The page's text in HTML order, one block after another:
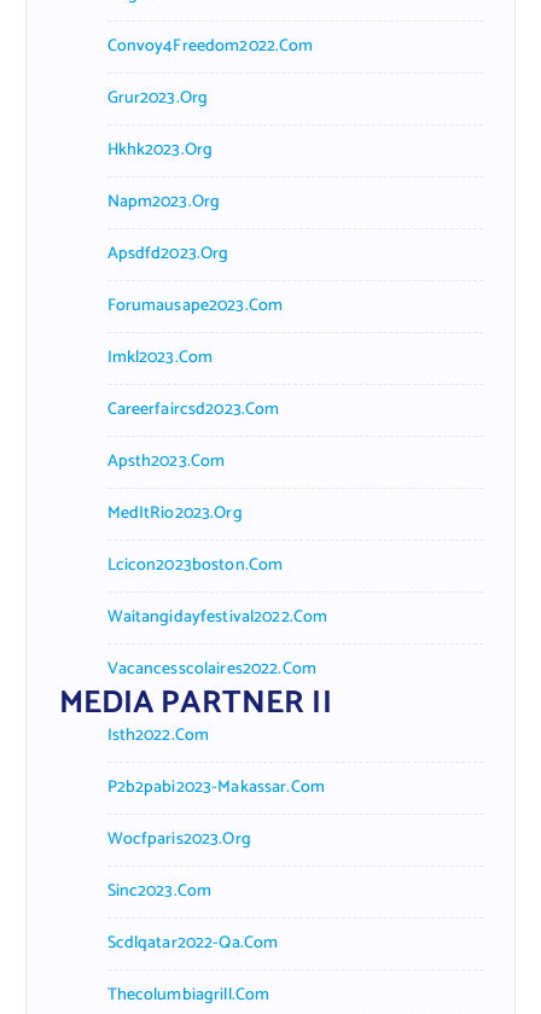
Convoy4Freedom2022.com
Grur2023.org
Hkhk2023.org
Napm2023.org
Apsdfd2023.org
Forumausape2023.com
Imkl2023.com
Careerfaircsd2023.com
Apsth2023.com
MedItRio2023.org
Lcicon2023boston.com
Waitangidayfestival2022.com
Vacancesscolaires2022.com
MEDIA PARTNER II
Isth2022.com
P2b2pabi2023-Makassar.com
Wocfparis2023.org
Sinc2023.com
Scdlqatar2022-Qa.com
Thecolumbiagrill.com